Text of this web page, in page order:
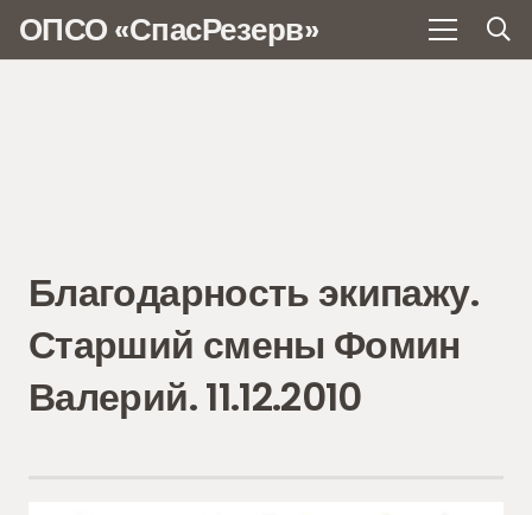
ОПСО «СпасРезерв»
Благодарность экипажу.
Старший смены Фомин
Валерий. 11.12.2010